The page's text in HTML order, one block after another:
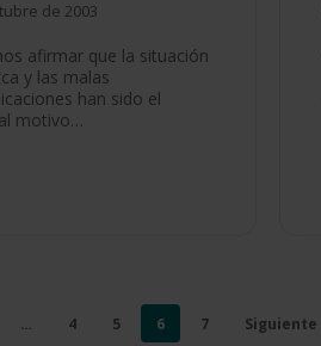
de 2003
afirmar que la situación
y las malas
han sido el
motivo…
… 4 5 6 7 Siguiente